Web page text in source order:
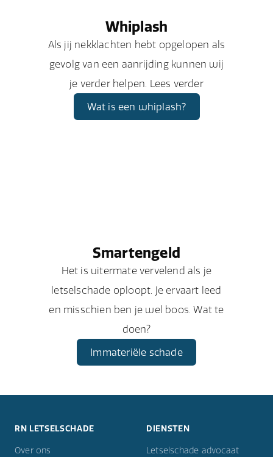
Whiplash
Als jij nekklachten hebt opgelopen als
gevolg van een aanrijding kunnen wij
je verder helpen. Lees verder
Wat is een whiplash?
Smartengeld
Het is uitermate vervelend als je
letselschade oploopt. Je ervaart leed
en misschien ben je wel boos. Wat te
doen?
Immateriële schade
RN LETSELSCHADE
Over ons
DIENSTEN
Letselschade advocaat